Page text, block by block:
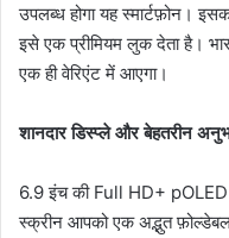
उपलब्ध होगा यह स्मार्टफ़ोन।
इसे एक प्रीमियम लुक देता है।
एक ही वेरिएंट में आएगा।
शानदार डिस्प्ले और बेहतरीन
6.9 इंच की Full HD+
स्क्रीन आपको एक अद्भुत